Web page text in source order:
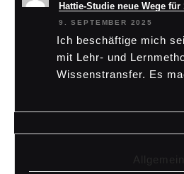
Hattie-Studie neue Wege
9. SEPTEMBER 2025
Ich beschäftige mich
mit Lehr- und
Wissenstransfer. Es
Allgemein